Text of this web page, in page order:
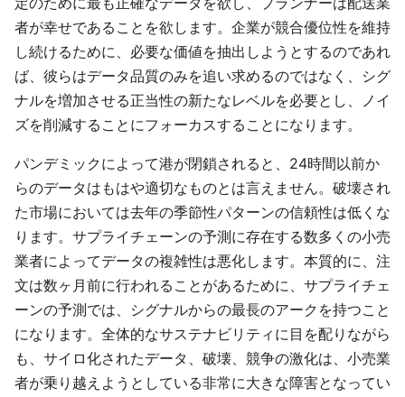
者が幸せであることを欲します。企業が競合優位性を維持
し続けるために、必要な価値を抽出しようとするのであれ
ば、彼らはデータ品質のみを追い求めるのではなく、シグ
ナルを増加させる正当性の新たなレベルを必要とし、ノイ
ズを削減することにフォーカスすることになります。
パンデミックによって港が閉鎖されると、24時間以前か
らのデータはもはや適切なものとは言えません。破壊され
た市場においては去年の季節性パターンの信頼性は低くな
ります。サプライチェーンの予測に存在する数多くの小売
業者によってデータの複雑性は悪化します。本質的に、注
文は数ヶ月前に行われることがあるために、サプライチェ
ーンの予測では、シグナルからの最長のアークを持つこと
になります。全体的なサステナビリティに目を配りながら
も、サイロ化されたデータ、破壊、競争の激化は、小売業
者が乗り越えようとしている非常に大きな障害となってい